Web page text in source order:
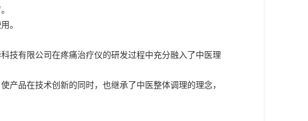
。
技有限公司在疼痛治疗仪的研发过程中充分融入了中医理
产品在技术创新的同时，也继承了中医整体调理的理念，